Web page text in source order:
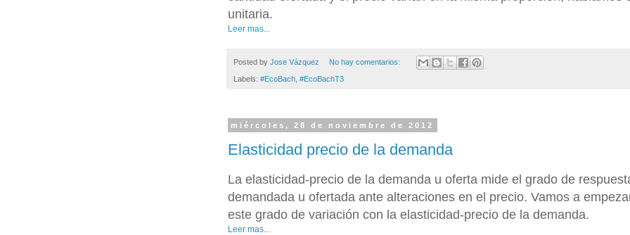
unitaria.
Leer mas...
Posted by Jose Vázquez No hay comentarios:
Labels: #EcoBach #EcoBachT3
miércoles, 28 de noviembre de 2012
Elasticidad precio de la demanda
La elasticidad-precio de la demanda u oferta mide el grado de
demandada u ofertada ante alteraciones en el precio. Vamos a
este grado de variación con la elasticidad-precio de la demanda.
Leer mas...